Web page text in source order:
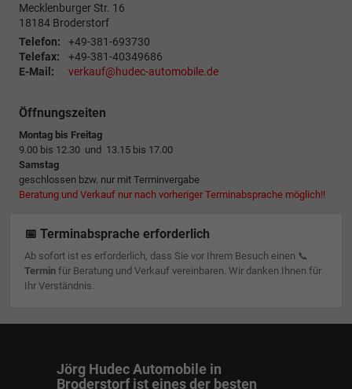
Mecklenburger Str. 16
18184 Broderstorf
Telefon:
+49-381-693730
Telefax:
+49-381-40349686
E-Mail:
verkauf@hudec-automobile.de
Öffnungszeiten
Montag bis Freitag
9.00 bis 12.30 und 13.15 bis 17.00
Samstag
geschlossen bzw. nur mit Terminvergabe
Beratung und Verkauf nur nach vorheriger Terminabsprache möglich!!
📅 Terminabsprache erforderlich
Ab sofort ist es erforderlich, dass Sie vor Ihrem Besuch einen 📞
Terminfür Beratung und Verkauf vereinbaren. Wir danken Ihnen für
Ihr Verständnis.
Jörg Hudec Automobile in
Broderstorf ist eines der besten